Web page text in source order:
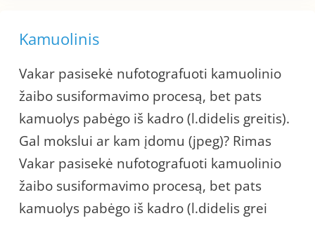
Kamuolinis
Vakar pasisekė nufotografuoti kamuolinio
žaibo susiformavimo procesą, bet pats
kamuolys pabėgo iš kadro (l.didelis greitis).
Gal mokslui ar kam įdomu (jpeg)? Rimas
Vakar pasisekė nufotografuoti kamuolinio
žaibo susiformavimo procesą, bet pats
kamuolys pabėgo iš kadro (l.didelis grei